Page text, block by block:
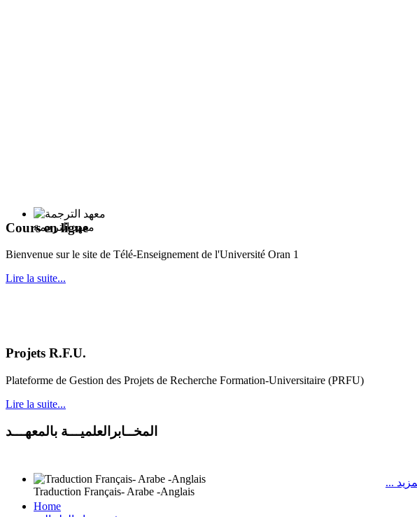
معهد الترجمة
Traduction Français- Arabe -Anglais
Cours en ligne
Bienvenue sur le site de Télé-Enseignement de l'Université Oran 1
Lire la suite...
Projets R.F.U.
Plateforme de Gestion des Projets de Recherche Formation-Universitaire (PRFU)
Lire la suite...
المخــابرالعلميـــة بالمعهـــد
Home